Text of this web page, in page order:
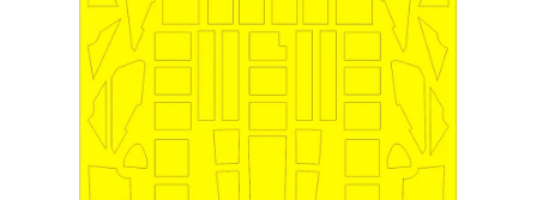
DOPLŇKY K MODELŮM
BARVY A POMŮCKY
PUBLIKACE